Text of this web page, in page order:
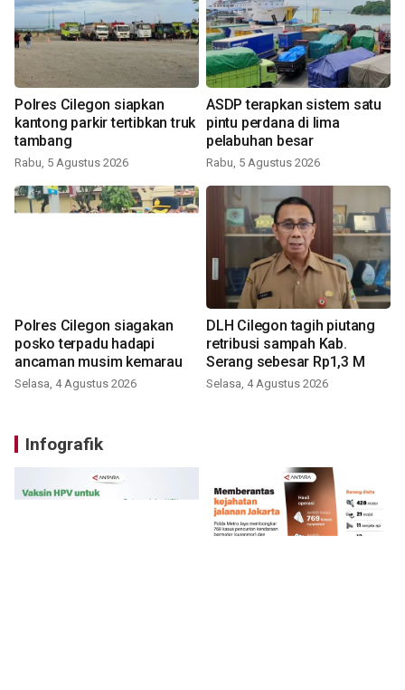
Polres Cilegon siapkan
kantong parkir tertibkan truk
tambang
Rabu, 5 Agustus 2026
ASDP terapkan sistem satu
pintu perdana di lima
pelabuhan besar
Rabu, 5 Agustus 2026
Polres Cilegon siagakan
posko terpadu hadapi
ancaman musim kemarau
Selasa, 4 Agustus 2026
DLH Cilegon tagih piutang
retribusi sampah Kab.
Serang sebesar Rp1,3 M
Selasa, 4 Agustus 2026
Infografik